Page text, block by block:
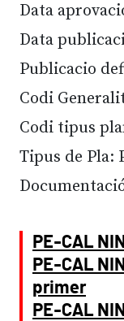
Data
Data
Publicacio
Codi
Codi tipus
Tipus de Pla:
PE-CAL
PE-CAL
primer
PE-CAL